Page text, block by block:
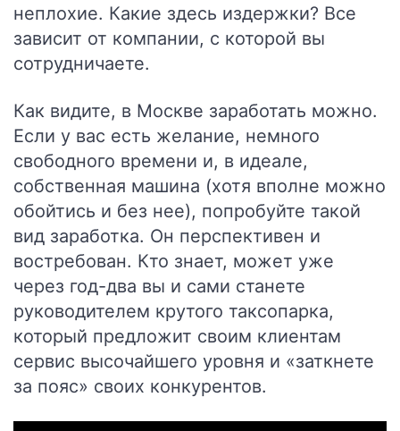
неплохие. Какие здесь издержки? Все
зависит от компании, с которой вы
сотрудничаете.
Как видите, в Москве заработать можно.
Если у вас есть желание, немного
свободного времени и, в идеале,
собственная машина (хотя вполне можно
обойтись и без нее), попробуйте такой
вид заработка. Он перспективен и
востребован. Кто знает, может уже
через год-два вы и сами станете
руководителем крутого таксопарка,
который предложит своим клиентам
сервис высочайшего уровня и «заткнете
за пояс» своих конкурентов.